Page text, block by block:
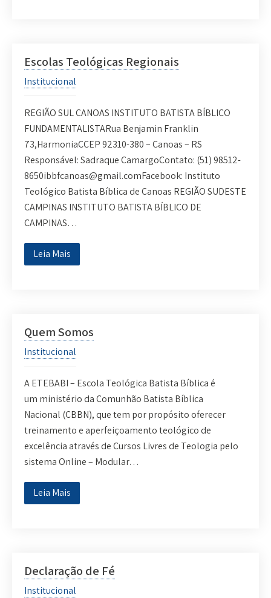
Escolas Teológicas Regionais
Institucional
REGIÃO SUL CANOAS INSTITUTO BATISTA BÍBLICO
FUNDAMENTALISTARua Benjamin Franklin
73,HarmoniaCCEP 92310-380 – Canoas – RS
Responsável: Sadraque CamargoContato: (51) 98512-
8650ibbfcanoas@gmail.comFacebook: Instituto
Teológico Batista Bíblica de Canoas REGIÃO SUDESTE
CAMPINAS INSTITUTO BATISTA BÍBLICO DE
CAMPINAS…
Leia Mais
Quem Somos
Institucional
A ETEBABI – Escola Teológica Batista Bíblica é
um ministério da Comunhão Batista Bíblica
Nacional (CBBN), que tem por propósito oferecer
treinamento e aperfeiçoamento teológico de
excelência através de Cursos Livres de Teologia pelo
sistema Online – Modular…
Leia Mais
Declaração de Fé
Institucional